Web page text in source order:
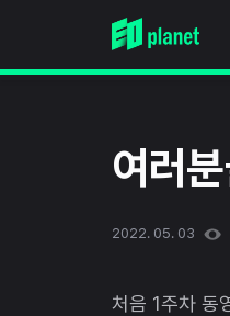
여러
2022. 05. 03
처음 1주차 동